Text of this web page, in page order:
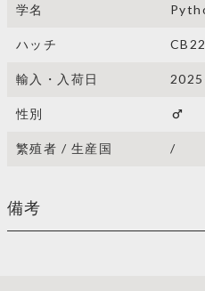
学名
ハッチ CB22
輸入・入荷日
性別 male
繁殖者 / 生産国 /
備考